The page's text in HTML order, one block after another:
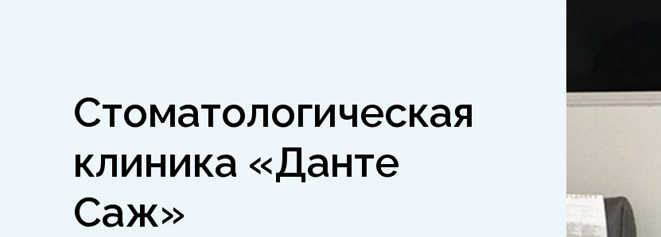
Cтоматологическая
клиника «Данте
Саж»